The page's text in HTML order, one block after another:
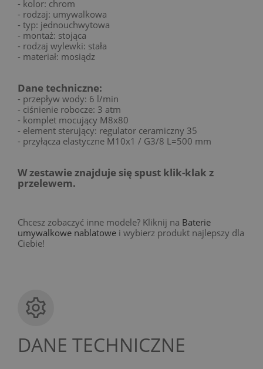
- kolor: chrom
- rodzaj: umywalkowa
- typ: jednouchwytowa
- montaż: stojąca
- rodzaj wylewki: stała
- materiał: mosiądz
Dane techniczne:
- przepływ wody: 6 l/min
- ciśnienie robocze: 3 atm
- komplet mocujący M8x80
- element sterujący: regulator ceramiczny 35
- przyłącza elastyczne M10x1 / G3/8 L=500 mm
W zestawie znajduje się spust klik-klak z
przelewem.
Chcesz zobaczyć inne modele? Kliknij na Baterie
umywalkowe nablatowe i wybierz produkt najlepszy dla
Ciebie!
DANE TECHNICZNE